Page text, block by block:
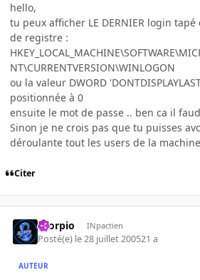
hello,
tu peux afficher LE DERNIER login
de registre :
NT\CURRENTVERSION\WINLOGON
ou la valeur DWORD
positionnée à 0
ensuite le mot de passe .. ben ca il
Sinon je ne crois pas que tu puisses
déroulante tout les users de la
Citer
Scorpio INpactien
Posté(e) le 28 juillet 200521 a
AUTEUR